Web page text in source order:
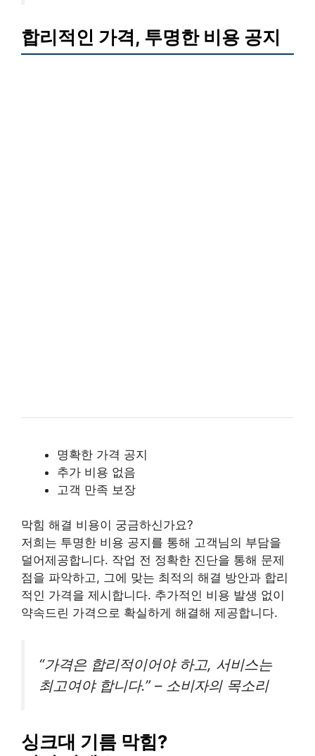
합리적인 가격, 투명한 비용 공지
명확한 가격 공지
추가 비용 없음
고객 만족 보장
막힘 해결 비용이 궁금하신가요?
저희는 투명한 비용 공지를 통해 고객님의 부담을
덜어제공합니다. 작업 전 정확한 진단을 통해 문제
점을 파악하고, 그에 맞는 최적의 해결 방안과 합리
적인 가격을 제시합니다. 추가적인 비용 발생 없이
약속드린 가격으로 확실하게 해결해 제공합니다.
“가격은 합리적이어야 하고, 서비스는
최고여야 합니다.” – 소비자의 목소리
싱크대 기름 막힘?